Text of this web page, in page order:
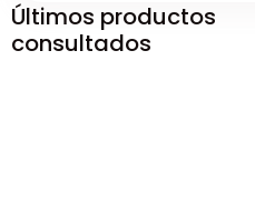
Últimos productos
consultados